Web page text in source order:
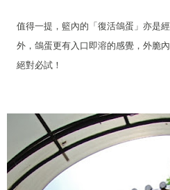
值得一提，籃內的「復活鴿蛋」亦是
外，鴿蛋更有入口即溶的感覺，外脆
絕對必試！